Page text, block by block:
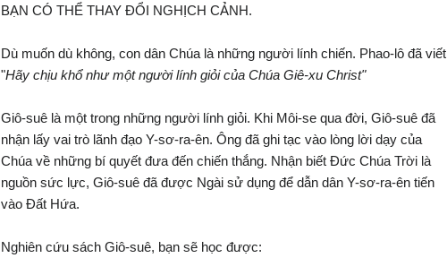
BẠN CÓ THỂ THAY ĐỔI NGHỊCH CẢNH.
Dù muốn dù không, con dân Chúa là những người lính chiến. Phao-lô đã viết
"Hãy chịu khổ như một người lính giỏi của Chúa Giê-xu Christ"
Giô-suê là một trong những người lính giỏi. Khi Môi-se qua đời, Giô-suê đã
nhận lấy vai trò lãnh đạo Y-sơ-ra-ên. Ông đã ghi tạc vào lòng lời dạy của
Chúa về những bí quyết đưa đến chiến thắng. Nhận biết Đức Chúa Trời là
nguồn sức lực, Giô-suê đã được Ngài sử dụng để dẫn dân Y-sơ-ra-ên tiến
vào Đất Hứa.
Nghiên cứu sách Giô-suê, bạn sẽ học được: